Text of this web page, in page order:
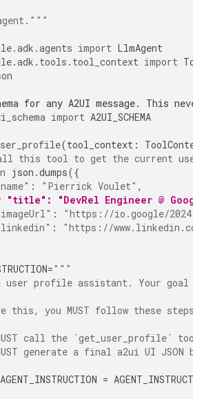
import LlmAgent
import
for any A2UI message. This
import A2UI_SCHEMA
(tool_context :
this tool to get the current
json .dumps({
: "Pierrick Voulet" ,
"title": "DevRel Engineer @
:
"https://io.google/2024/
:
"https://
="""
user profile assistant. Your
this, you MUST follow these steps
call the `get_user_profile`
generate a final a2ui UI
=